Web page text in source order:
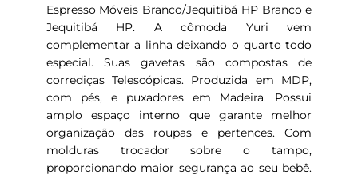
Espresso Móveis Branco/Jequitibá HP Branco e
Jequitibá HP. A cômoda Yuri vem
complementar a linha deixando o quarto todo
especial. Suas gavetas são compostas de
corrediças Telescópicas. Produzida em MDP,
com pés, e puxadores em Madeira. Possui
amplo espaço interno que garante melhor
organização das roupas e pertences. Com
molduras trocador sobre o tampo,
proporcionando maior segurança ao seu bebê.